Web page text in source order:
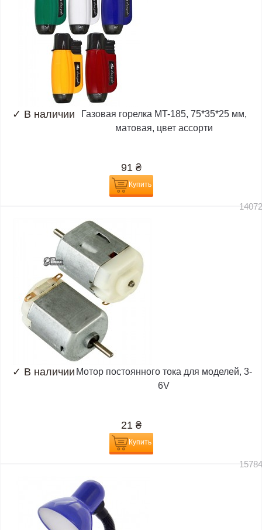
✓ В наличии
Газовая горелка MT-185, 75*35*25 мм,
матовая, цвет ассорти
91 ₴
Купить
✓ В наличии Мотор постоянного тока для моделей, 3-
6V
21 ₴
Купить